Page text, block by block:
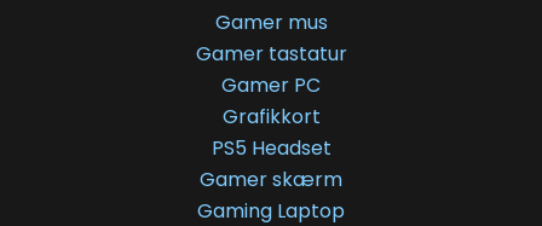
Gamer mus
Gamer tastatur
Gamer PC
Grafikkort
PS5 Headset
Gamer skærm
Gaming Laptop